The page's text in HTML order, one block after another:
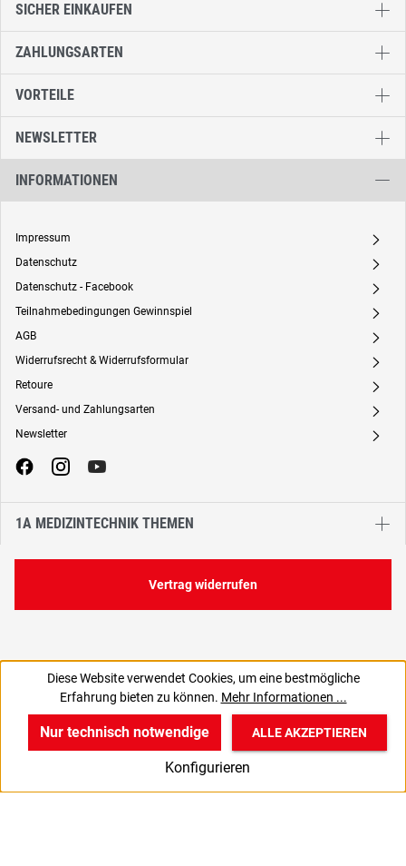
7,90 €
SICHER EINKAUFEN
ZAHLUNGSARTEN
VORTEILE
NEWSLETTER
INFORMATIONEN
Impressum A
Datenschutz A
Datenschutz - Facebook A
Teilnahmebedingungen Gewinnspiel A
AGB A
Widerrufsrecht & Widerrufsformular A
Retoure A
Versand- und Zahlungsarten A
Newsletter A
1A MEDIZINTECHNIK THEMEN
Vertrag widerrufen
Diese Website verwendet Cookies, um eine bestmögliche
Erfahrung bieten zu können. Mehr Informationen ...
Nur technisch notwendige
Konfigurieren
ALLE AKZEPTIEREN
v
Produkte
B